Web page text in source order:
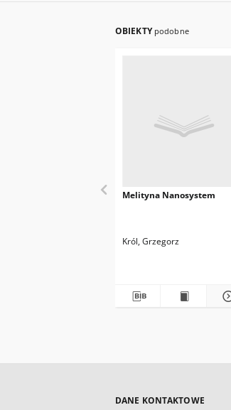
OBIEKTY podobne
Melityna Nanosystem
Król, Grzegorz
DANE KONTAKTOWE